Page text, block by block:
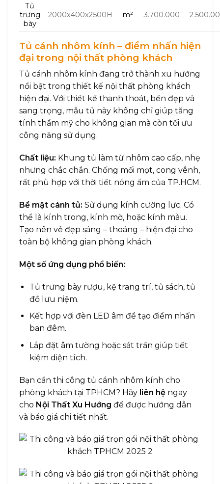
Tủ
trưng
bày
2000x400x2500H m² 3.700.000
Tủ cánh nhôm kính – điểm nhấn hiện
đại trong nội thất phòng khách
Tủ cánh nhôm kính đang trở thành xu hướng
nổi bật trong thiết kế nội thất phòng khách
hiện đại. Với thiết kế thanh thoát, bền đẹp và
sang trọng, mẫu tủ này không chỉ giúp tăng
tính thẩm mỹ cho không gian mà còn tối ưu
công năng sử dụng.
Chất liệu: Khung tủ làm từ nhôm cao cấp, nhẹ
nhưng chắc chắn. Chống mối mọt, cong vênh,
rất phù hợp với thời tiết nóng ẩm của TP.HCM.
Bề mặt cánh tủ: Sử dụng kính cường lực. Có
thể là kính trong, kính mờ, hoặc kính màu.
Tạo nên vẻ đẹp sáng – thoáng – hiện đại cho
toàn bộ không gian phòng khách.
Một số ứng dụng phổ biến:
Tủ trưng bày rượu, kệ trang trí, tủ sách, tủ
đồ lưu niệm.
Kết hợp với đèn LED âm để tạo điểm nhấn
ban đêm.
Lắp đặt âm tường hoặc sát trần giúp tiết
kiệm diện tích.
Bạn cần thi công tủ cánh nhôm kính cho
phòng khách tại TPHCM? Hãy liên hệ ngay
cho Nội Thất Xu Hướng để được hướng dẫn
và báo giá chi tiết nhất.